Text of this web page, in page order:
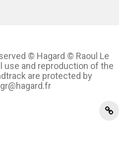
© Hagard © Raoul Le
use and reproduction of the
are protected by